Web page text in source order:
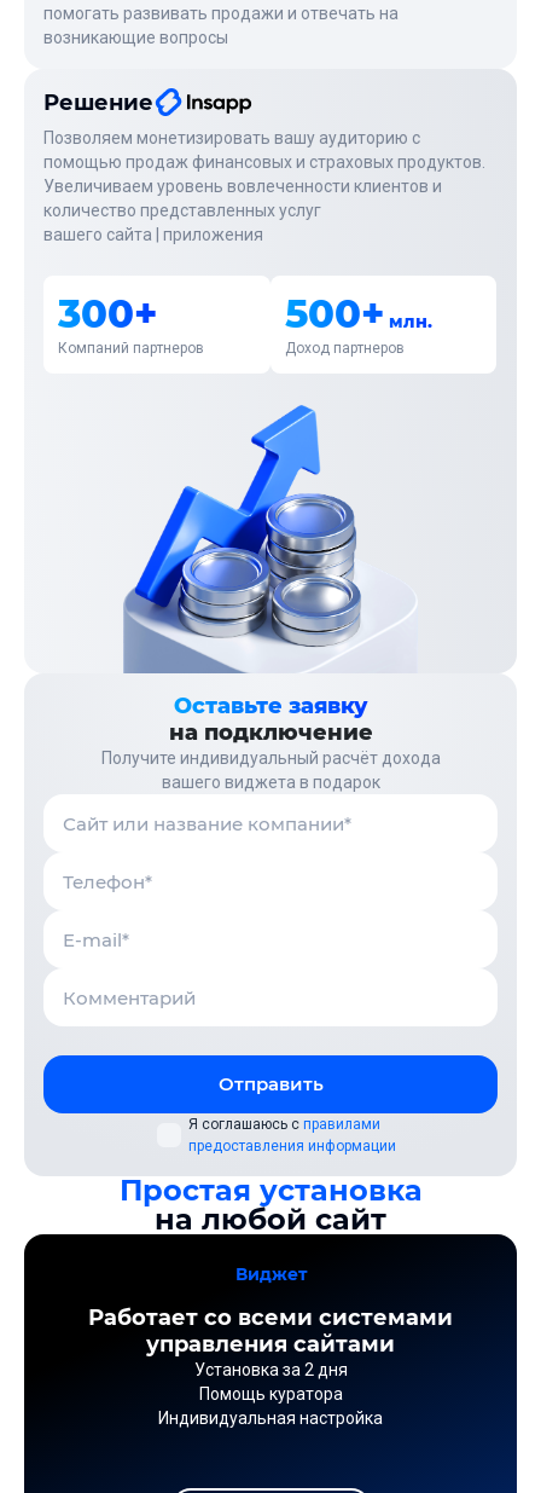
помогать развивать продажи и отвечать на
возникающие вопросы
Решение
Позволяем монетизировать вашу аудиторию с
помощью продаж финансовых и страховых продуктов.
Увеличиваем уровень вовлеченности клиентов и
количество представленных услуг
вашего сайта | приложения
300+
Компаний партнеров
500+ млн.
Доход партнеров
Оставьте заявку
на подключение
Получите индивидуальный расчёт дохода
вашего виджета в подарок
Отправить
Я соглашаюсь с правилами
предоставления информации
Простая установка
на любой сайт
Виджет
Работает со всеми системами
управления сайтами
Установка за 2 дня
Помощь куратора
Индивидуальная настройка